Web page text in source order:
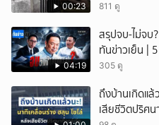
00:23 811 ดู
04:19
สรุปจบ-ไม่จบ
ทันข่าวเย็น |
305 ดู
ถึงบ้านเกิดแล้
เสียชีวิตปริศน